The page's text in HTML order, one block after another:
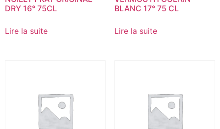
DRY 16° 75CL
Lire la suite
BLANC 17° 75 CL
Lire la suite